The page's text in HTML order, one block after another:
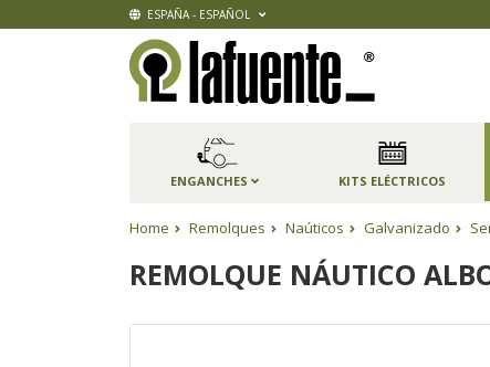
ESPAÑA - ESPAÑOL
ENGANCHES KITS ELÉCTRICOS
Home Remolques Naúticos Galvanizado
REMOLQUE NÁUTICO